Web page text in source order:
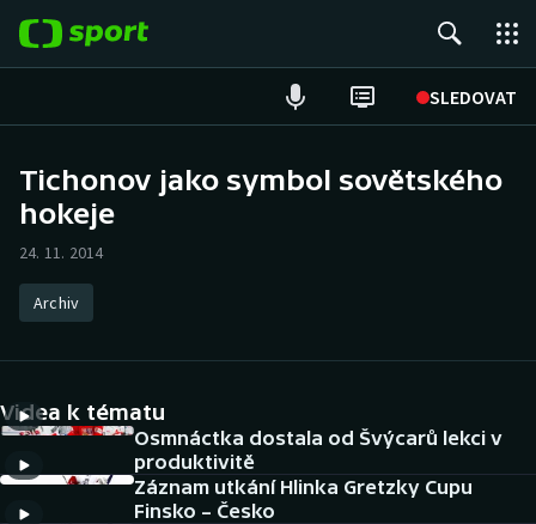
SLEDOVAT
Hokej
Atletika
DALŠÍ SPORTY
Americký fotbal
NEPŘEHLÉDNĚTE
Tichonov jako symbol sovětského
hokeje
24. 11. 2014
Archiv
Videa k tématu
Osmnáctka dostala od Švýcarů lekci v
produktivitě
Záznam utkání Hlinka Gretzky Cupu
Finsko – Česko